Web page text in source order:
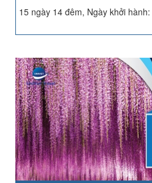
15 ngày 14 đêm, Ngày khởi hành: